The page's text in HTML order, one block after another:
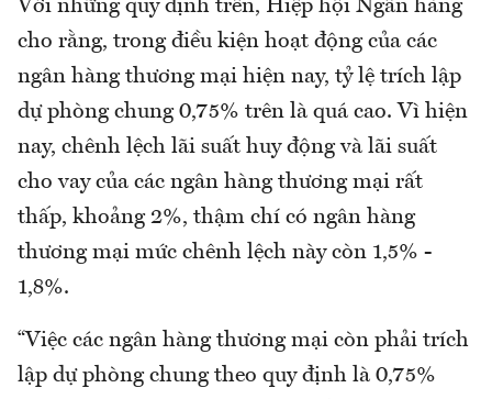
Với những quy định trên, Hiệp hội Ngân hàng
cho rằng, trong điều kiện hoạt động của các
ngân hàng thương mại hiện nay, tỷ lệ trích lập
dự phòng chung 0,75% trên là quá cao. Vì hiện
nay, chênh lệch lãi suất huy động và lãi suất
cho vay của các ngân hàng thương mại rất
thấp, khoảng 2%, thậm chí có ngân hàng
thương mại mức chênh lệch này còn 1,5% -
1,8%.
“Việc các ngân hàng thương mại còn phải trích
lập dự phòng chung theo quy định là 0,75%